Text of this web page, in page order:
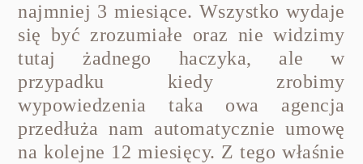
najmniej 3 miesiące. Wszystko wydaje
się być zrozumiałe oraz nie widzimy
tutaj żadnego haczyka, ale w
przypadku kiedy zrobimy
wypowiedzenia taka owa agencja
przedłuża nam automatycznie umowę
na kolejne 12 miesięcy. Z tego właśnie